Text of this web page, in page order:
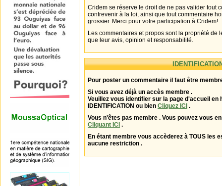
Cridem se réserve le droit de ne pas valider tout
contrevenir à la loi, ainsi que tout commentaire
grossier. Merci pour votre participation à Cridem!
Les commentaires et propos sont la propriété de
que leur avis, opinion et responsabilité.
Pour poster un commentaire il faut être
Si vous avez déjà un accès membre .
Veuillez vous identifier sur la page d'accueil en
IDENTIFICATION ou bien Cliquez ICI .
Vous n'êtes pas membre . Vous pouvez vous
Cliquant ICI .
En étant membre vous accèderez à TOUS les
aucune restriction .